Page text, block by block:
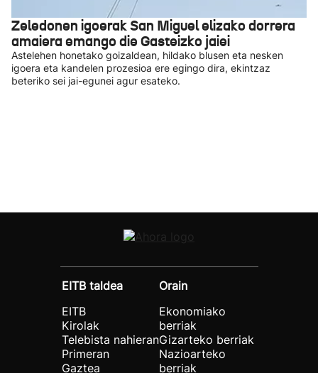
Zeledonen igoerak San Miguel elizako dorrera
amaiera emango die Gasteizko jaiei
Astelehen honetako goizaldean, hildako blusen eta nesken
igoera eta kandelen prozesioa ere egingo dira, ekintzaz
beteriko sei jai-egunei agur esateko.
EITB taldea
EITB
Kirolak
Telebista nahieran
Primeran
Gaztea
Orain
Ekonomiako
berriak
Gizarteko berriak
Nazioarteko
berriak